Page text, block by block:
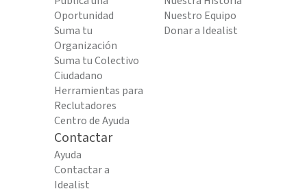
Oportunidad
Suma tu
Organización
Suma tu Colectivo
Ciudadano
Herramientas para
Reclutadores
Centro de Ayuda
Nuestro Equipo
Donar a Idealist
Contactar
Ayuda
Contactar a
Idealist